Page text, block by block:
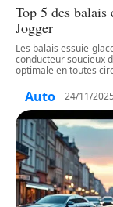
Top 5 des balais
Jogger
Les balais essuie-
conducteur soucieux
optimale en toutes
Auto 24/11/2025